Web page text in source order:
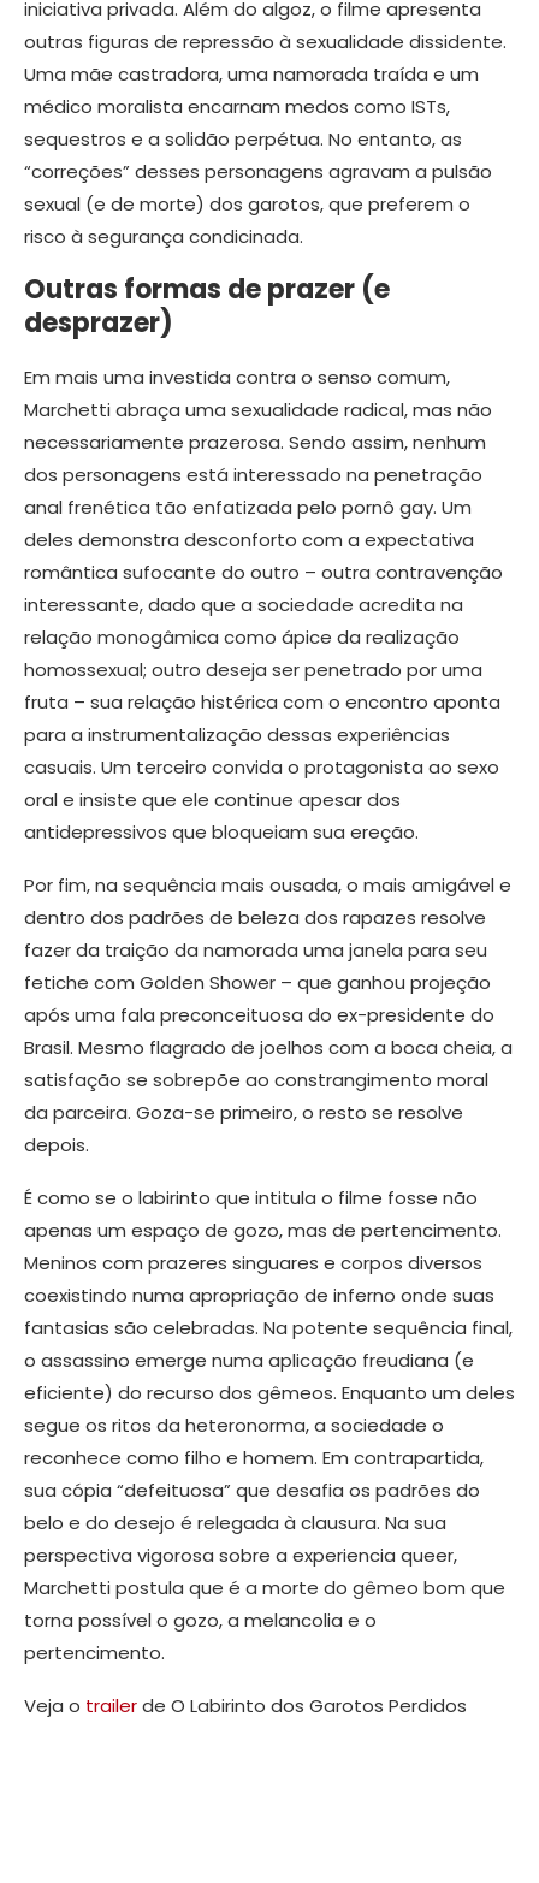
iniciativa privada. Além do algoz, o filme apresenta
outras figuras de repressão à sexualidade dissidente.
Uma mãe castradora, uma namorada traída e um
médico moralista encarnam medos como ISTs,
sequestros e a solidão perpétua. No entanto, as
“correções” desses personagens agravam a pulsão
sexual (e de morte) dos garotos, que preferem o
risco à segurança condicinada.
Outras formas de prazer (e
desprazer)
Em mais uma investida contra o senso comum,
Marchetti abraça uma sexualidade radical, mas não
necessariamente prazerosa. Sendo assim, nenhum
dos personagens está interessado na penetração
anal frenética tão enfatizada pelo pornô gay. Um
deles demonstra desconforto com a expectativa
romântica sufocante do outro – outra contravenção
interessante, dado que a sociedade acredita na
relação monogâmica como ápice da realização
homossexual; outro deseja ser penetrado por uma
fruta – sua relação histérica com o encontro aponta
para a instrumentalização dessas experiências
casuais. Um terceiro convida o protagonista ao sexo
oral e insiste que ele continue apesar dos
antidepressivos que bloqueiam sua ereção.
Por fim, na sequência mais ousada, o mais amigável e
dentro dos padrões de beleza dos rapazes resolve
fazer da traição da namorada uma janela para seu
fetiche com Golden Shower – que ganhou projeção
após uma fala preconceituosa do ex-presidente do
Brasil. Mesmo flagrado de joelhos com a boca cheia, a
satisfação se sobrepõe ao constrangimento moral
da parceira. Goza-se primeiro, o resto se resolve
depois.
É como se o labirinto que intitula o filme fosse não
apenas um espaço de gozo, mas de pertencimento.
Meninos com prazeres singuares e corpos diversos
coexistindo numa apropriação de inferno onde suas
fantasias são celebradas. Na potente sequência final,
o assassino emerge numa aplicação freudiana (e
eficiente) do recurso dos gêmeos. Enquanto um deles
segue os ritos da heteronorma, a sociedade o
reconhece como filho e homem. Em contrapartida,
sua cópia “defeituosa” que desafia os padrões do
belo e do desejo é relegada à clausura. Na sua
perspectiva vigorosa sobre a experiencia queer,
Marchetti postula que é a morte do gêmeo bom que
torna possível o gozo, a melancolia e o
pertencimento.
Veja o trailerde O Labirinto dos Garotos Perdidos